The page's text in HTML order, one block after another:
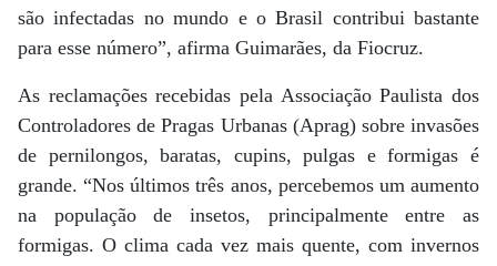
são infectadas no mundo e o Brasil contribui bastante
para esse número”, afirma Guimarães, da Fiocruz.
As reclamações recebidas pela Associação Paulista dos
Controladores de Pragas Urbanas (Aprag) sobre invasões
de pernilongos, baratas, cupins, pulgas e formigas é
grande. “Nos últimos três anos, percebemos um aumento
na população de insetos, principalmente entre as
formigas. O clima cada vez mais quente, com invernos